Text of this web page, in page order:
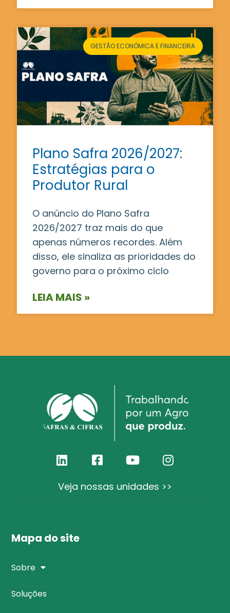
GESTÃO ECONÔMICA E FINANCEIRA
Plano Safra 2026/2027:
Estratégias para o
Produtor Rural
O anúncio do Plano Safra
2026/2027 traz mais do que
apenas números recordes. Além
disso, ele sinaliza as prioridades do
governo para o próximo ciclo
LEIA MAIS »
Veja nossas unidades >>
Mapa do site
Sobre
Soluções